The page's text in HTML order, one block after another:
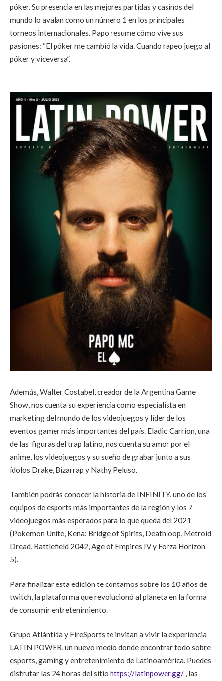
póker. Su presencia en las mejores partidas y casinos del
mundo lo avalan como un número 1 en los principales
torneos internacionales. Papo resume cómo vive sus
pasiones: “El póker me cambió la vida. Cuando rapeo juego al
póker y viceversa”.
Además, Walter Costabel, creador de la Argentina Game
Show, nos cuenta su experiencia como especialista en
marketing del mundo de los videojuegos y líder de los
eventos gamer más importantes del país. Eladio Carrion, una
de las figuras del trap latino, nos cuenta su amor por el
anime, los videojuegos y su sueño de grabar junto a sus
ídolos Drake, Bizarrap y Nathy Peluso.
También podrás conocer la historia de INFINITY, uno de los
equipos de esports más importantes de la región y los 7
videojuegos más esperados para lo que queda del 2021
(Pokemon Unite, Kena: Bridge of Spirits, Deathloop, Metroid
Dread, Battlefield 2042, Age of Empires IV y Forza Horizon
5).
Para finalizar esta edición te contamos sobre los 10 años de
twitch, la plataforma que revolucionó al planeta en la forma
de consumir entretenimiento.
Grupo Atlántida y FireSports te invitan a vivir la experiencia
LATIN POWER, un nuevo medio donde encontrar todo sobre
esports, gaming y entretenimiento de Latinoamérica. Puedes
disfrutar las 24 horas del sitio https://latinpower.gg/ , las